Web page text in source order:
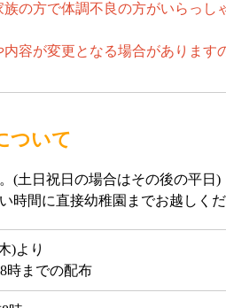
の方で体調不良の方がいらっし
容が変更となる場合があります
ついて
(土日祝日の場合はその後の平日)
時間に直接幼稚園までお越しくだ
)より
時までの配布